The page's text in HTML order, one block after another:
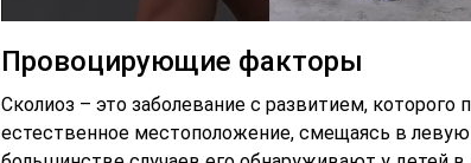
Провоцирующие факторы
Сколиоз – это заболевание с развитием,
естественное местоположение, смещаясь в